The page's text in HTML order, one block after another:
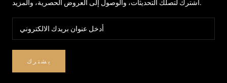
اشترك لتصلك التحديثات، والوصول إلى العروض الحصرية، والمزيد.
يشترك